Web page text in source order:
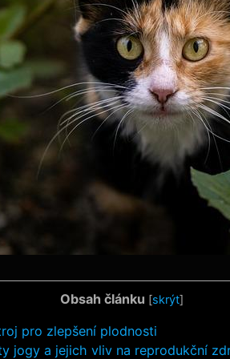
Obsah článku [skrýt]
pro zlepšení plodnosti
jogy a jejich vliv na reprodukční